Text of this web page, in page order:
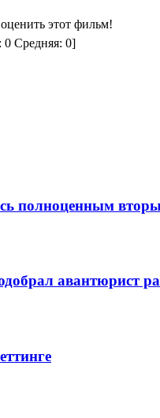
этот фильм!
0Средняя: 0]
полноценным
авантюрист